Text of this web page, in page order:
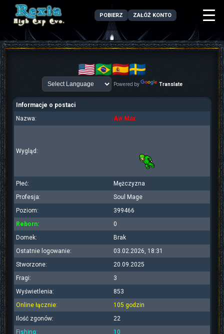
POBIERZ ZAŁÓŻ KONTO
Powered by Translate
Informacje o postaci
Nazwa:
Aw Max
Wygląd:
Płeć:
Mężczyzna
Profesja:
Soul Mage
Poziom:
399466
Reborn:
0
Domek:
Brak
Ostatnie logowanie:
03.02.2026, 18:31
Stworzone:
20.09.2025
Fragi:
3
Wyświetlenia:
853
Online łącznie:
105 godzin
Ilość zgonów:
22
Fishing:
10